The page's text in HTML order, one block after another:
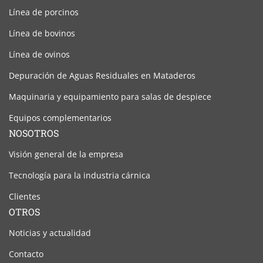
Línea de porcinos
Línea de bovinos
Línea de ovinos
Depuración de Aguas Residuales en Mataderos
Maquinaria y equipamiento para salas de despiece
Equipos complementarios
NOSOTROS
Visión general de la empresa
Tecnología para la industria cárnica
Clientes
OTROS
Noticias y actualidad
Contacto